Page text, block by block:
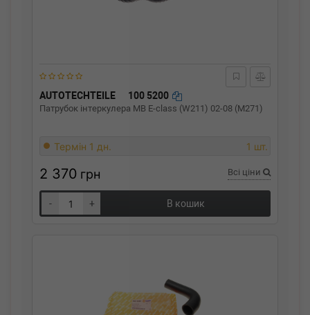
AUTOTECHTEILE 100 5200
Патрубок інтеркулера MB E-class (W211) 02-08 (M271)
Термін 1 дн. 1 шт.
2 370 грн Всі ціни
- + В кошик